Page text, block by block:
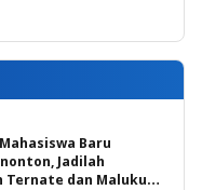
Baru
Jadilah
Ternate dan Maluku